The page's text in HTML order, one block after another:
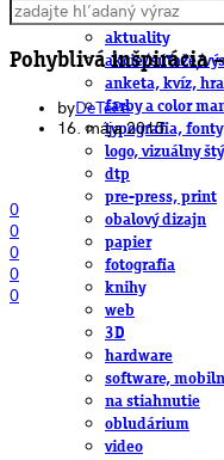
ČLÁNKY
aktuality
akcie/súťaže/
anketa, kvíz, hra
farby a color
typografia, fonty
logo, vizuálny
dtp
pre-press, print
obalový dizajn
papier
fotografia
knihy
web
3D
hardware
software,
na stiahnutie
obludárium
video
Pohyblivá inšpirácia
byDeTePe
16. mája 2015
0
0
0
0
0